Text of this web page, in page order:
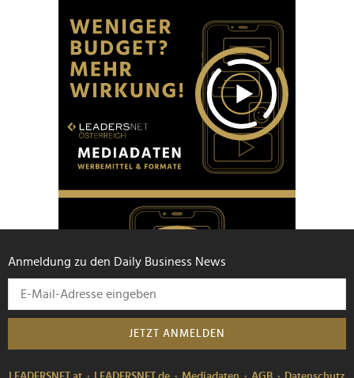
Anmeldung zu den Daily Business News
JETZT ANMELDEN